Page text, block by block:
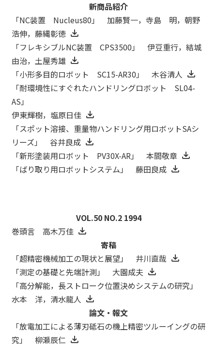
新商品紹介
「NC装置 Nucleus80」 加藤賢一，寺島 明，朝野
浩伸，藤縄彰徳
「フレキシブルNC装置 CPS3500」 伊豆重行，結城
由治，土屋秀雄
「小形多目的ロボット SC15-AR30」 木谷清人
「耐環境性にすぐれたハンドリングロボット SL04-
AS」
伊東輝樹，塩原日佳
「スポット溶接、重量物ハンドリング用ロボットSAシ
リーズ」 谷井良成
「新形塗装用ロボット PV30X-AR」 本間敬章
「ばり取り用ロボットシステム」 藤田良成
VOL.50 NO.2 1994
巻頭言 高木万佳
寄稿
「超精密機械加工の現状と展望」 井川直哉
「測定の基礎と先端計測」 大園成夫
「高分解能，長ストローク位置決めシステムの研究」
水本 洋，清水龍人
論文・報文
「放電加工による薄刃砥石の機上精密ツルーイングの研
究」 柳瀬辰仁